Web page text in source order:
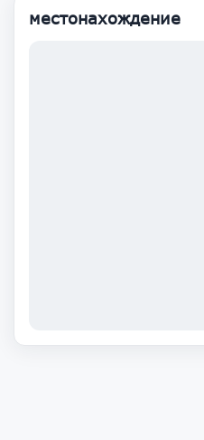
местонахождение